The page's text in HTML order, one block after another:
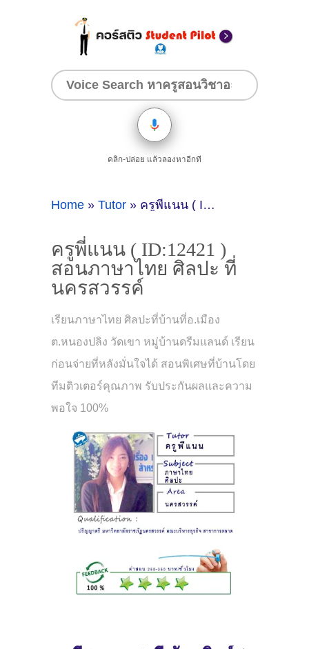
คลิก-ปล่อย แล้วลองหาอีกที
Home » Tutor » ครูพี่แนน ( ID:12421 ) สอนภาษาไทย ศิลปะ ที่นครสวรรค์
ครูพี่แนน ( ID:12421 )
สอนภาษาไทย ศิลปะ ที่
นครสวรรค์
เรียนภาษาไทย ศิลปะที่บ้านที่อ.เมือง
ต.หนองปลิง วัดเขา หมู่บ้านดรีมแลนด์ เรียน
ก่อนจ่ายที่หลังมั่นใจได้ สอนพิเศษที่บ้านโดย
ทีมติวเตอร์คุณภาพ รับประกันผลและความ
พอใจ 100%